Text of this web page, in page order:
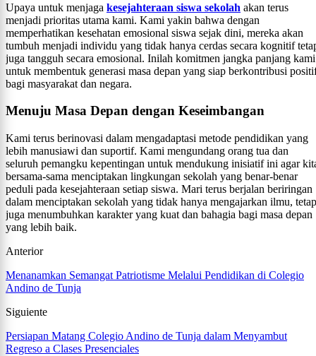
Upaya untuk menjaga kesejahteraan siswa sekolah akan terus
menjadi prioritas utama kami. Kami yakin bahwa dengan
memperhatikan kesehatan emosional siswa sejak dini, mereka akan
tumbuh menjadi individu yang tidak hanya cerdas secara kognitif
juga tangguh secara emosional. Inilah komitmen jangka panjang kami
untuk membentuk generasi masa depan yang siap berkontribusi
bagi masyarakat dan negara.
Menuju Masa Depan dengan Keseimbangan
Kami terus berinovasi dalam mengadaptasi metode pendidikan yang
lebih manusiawi dan suportif. Kami mengundang orang tua dan
seluruh pemangku kepentingan untuk mendukung inisiatif ini agar
bersama-sama menciptakan lingkungan sekolah yang benar-benar
peduli pada kesejahteraan setiap siswa. Mari terus berjalan beriringan
dalam menciptakan sekolah yang tidak hanya mengajarkan ilmu,
juga menumbuhkan karakter yang kuat dan bahagia bagi masa depan
yang lebih baik.
Anterior
Menanamkan Semangat Patriotisme Melalui Pendidikan di Colegio
Andino de Tunja
Siguiente
Persiapan Matang Colegio Andino de Tunja dalam Menyambut
Regreso a Clases Presenciales